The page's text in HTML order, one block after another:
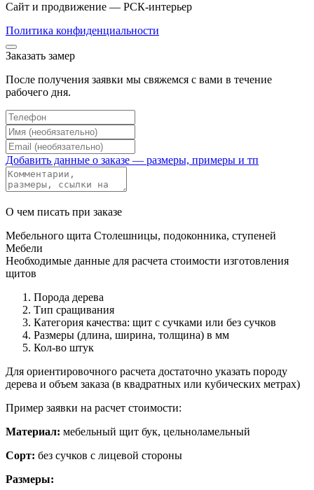
Сайт и продвижение — РСК-интерьер
Политика конфиденциальности
Заказать замер
После получения заявки мы свяжемся с вами в течение
рабочего дня.
Добавить данные о заказе — размеры, примеры и тп
О чем писать при заказе
Мебельного щита Столешницы, подоконника, ступеней
Мебели
Необходимые данные для расчета стоимости изготовления
щитов
Порода дерева
Тип сращивания
Категория качества: щит с сучками или без сучков
Размеры (длина, ширина, толщина) в мм
Кол-во штук
Для ориентировочного расчета достаточно указать породу
дерева и объем заказа (в квадратных или кубических метрах)
Пример заявки на расчет стоимости:
Материал: мебельный щит бук, цельноламельный
Сорт: без сучков с лицевой стороны
Размеры: